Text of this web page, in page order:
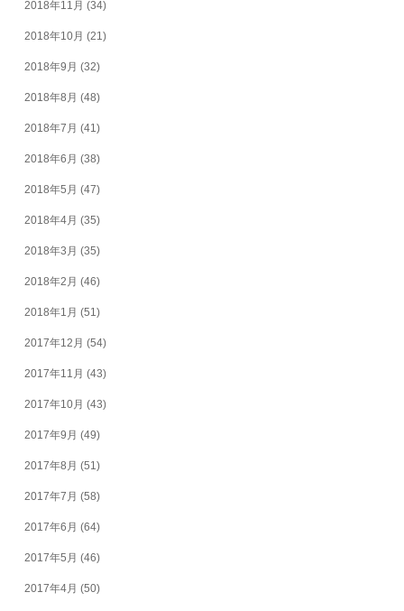
2018年11月 (34)
2018年10月 (21)
2018年9月 (32)
2018年8月 (48)
2018年7月 (41)
2018年6月 (38)
2018年5月 (47)
2018年4月 (35)
2018年3月 (35)
2018年2月 (46)
2018年1月 (51)
2017年12月 (54)
2017年11月 (43)
2017年10月 (43)
2017年9月 (49)
2017年8月 (51)
2017年7月 (58)
2017年6月 (64)
2017年5月 (46)
2017年4月 (50)